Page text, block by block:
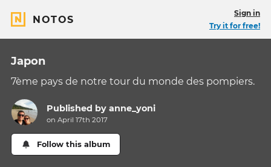
NOTOS
Sign in
Try it for free!
Japon
7ème pays de notre tour du monde des pompiers.
Published byanne_yoni
on April 17th 2017
Follow this album